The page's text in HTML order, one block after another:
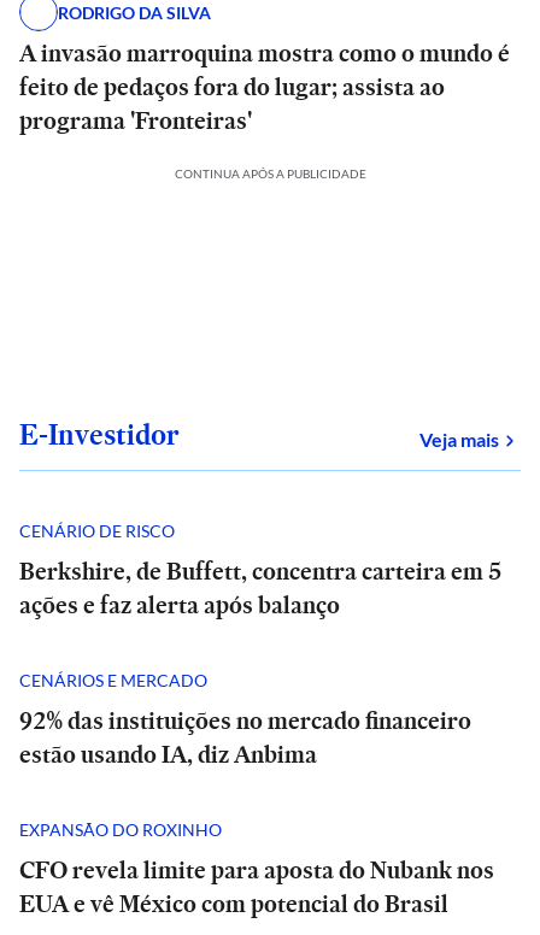
RODRIGO DA SILVA
A invasão marroquina mostra como o mundo é
feito de pedaços fora do lugar; assista ao
programa 'Fronteiras'
CONTINUA APÓS A PUBLICIDADE
E-Investidor Veja mais
CENÁRIO DE RISCO
Berkshire, de Buffett, concentra carteira em 5
ações e faz alerta após balanço
CENÁRIOS E MERCADO
92% das instituições no mercado financeiro
estão usando IA, diz Anbima
EXPANSÃO DO ROXINHO
CFO revela limite para aposta do Nubank nos
EUA e vê México com potencial do Brasil